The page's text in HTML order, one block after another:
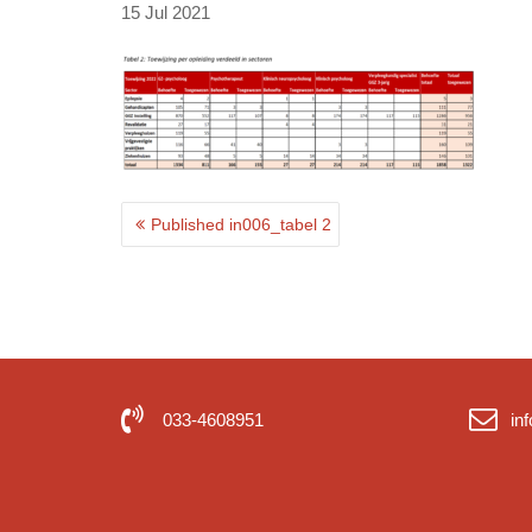
15 Jul 2021
Post
navigation
Published in006_tabel 2
033-4608951